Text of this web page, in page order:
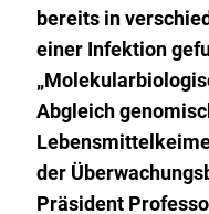
bereits in
einer Infektion
Abgleich
der
Präsident